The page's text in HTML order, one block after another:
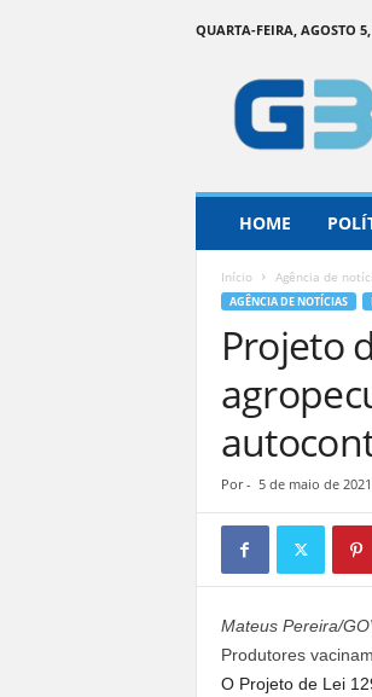
QUARTA-FEIRA, AGOSTO
o
n
HOME
Início Agência de
AGÊNCIA DE NOTÍCIAS
Projeto
Por - 5 de maio de 2021
Mateus Pereira/
Produtores
O Projeto de Lei